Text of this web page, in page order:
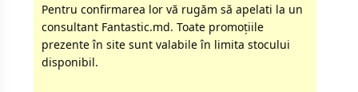
Pentru confirmarea lor vă rugăm să apelati la un
consultant Fantastic.md. Toate promoţiile
prezente în site sunt valabile în limita stocului
disponibil.